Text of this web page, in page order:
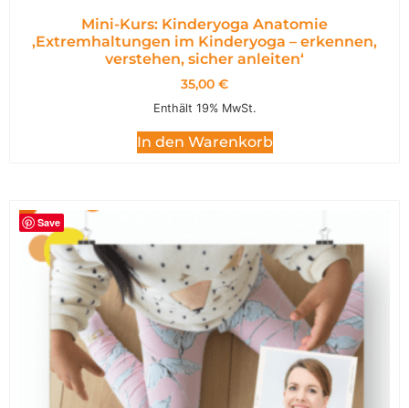
Mini-Kurs: Kinderyoga Anatomie
,Extremhaltungen im Kinderyoga – erkennen,
verstehen, sicher anleiten‘
35,00 €
Enthält 19% MwSt.
In den Warenkorb
Save